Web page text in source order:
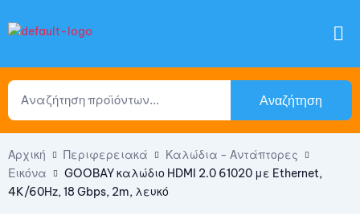
Αναζήτηση
Αρχική Περιφερειακά
Καλώδια - Αντάπτορες
Εικόνα
GOOBAY καλώδιο HDMI 2.0 61020 με Ethernet,
4K/60Hz, 18 Gbps, 2m, λευκό